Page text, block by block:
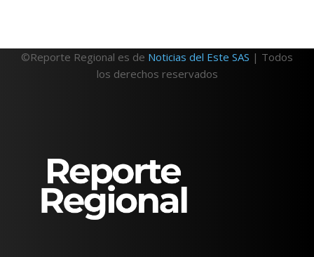
©Reporte Regional es de Noticias del Este SAS | Todos
los derechos reservados